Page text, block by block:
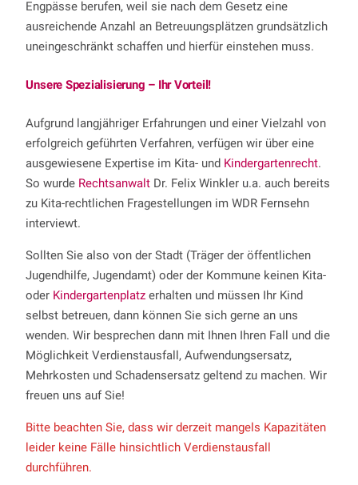
Engpässe berufen, weil sie nach dem Gesetz eine
ausreichende Anzahl an Betreuungsplätzen grundsätzlich
uneingeschränkt schaffen und hierfür einstehen muss.
Unsere Spezialisierung – Ihr Vorteil!
Aufgrund langjähriger Erfahrungen und einer Vielzahl von
erfolgreich geführten Verfahren, verfügen wir über eine
ausgewiesene Expertise im Kita- und Kindergartenrecht.
So wurde Rechtsanwalt Dr. Felix Winkler u.a. auch bereits
zu Kita-rechtlichen Fragestellungen im WDR Fernsehn
interviewt.
Sollten Sie also von der Stadt (Träger der öffentlichen
Jugendhilfe, Jugendamt) oder der Kommune keinen Kita-
oder Kindergartenplatz erhalten und müssen Ihr Kind
selbst betreuen, dann können Sie sich gerne an uns
wenden. Wir besprechen dann mit Ihnen Ihren Fall und die
Möglichkeit Verdienstausfall, Aufwendungsersatz,
Mehrkosten und Schadensersatz geltend zu machen. Wir
freuen uns auf Sie!
Bitte beachten Sie, dass wir derzeit mangels Kapazitäten
leider keine Fälle hinsichtlich Verdienstausfall
durchführen.